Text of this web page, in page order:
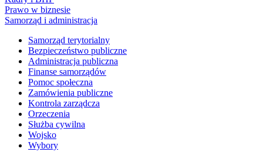
Prawo w biznesie
Samorząd i administracja
Samorząd terytorialny
Bezpieczeństwo publiczne
Administracja publiczna
Finanse samorządów
Pomoc społeczna
Zamówienia publiczne
Kontrola zarządcza
Orzeczenia
Służba cywilna
Wojsko
Wybory